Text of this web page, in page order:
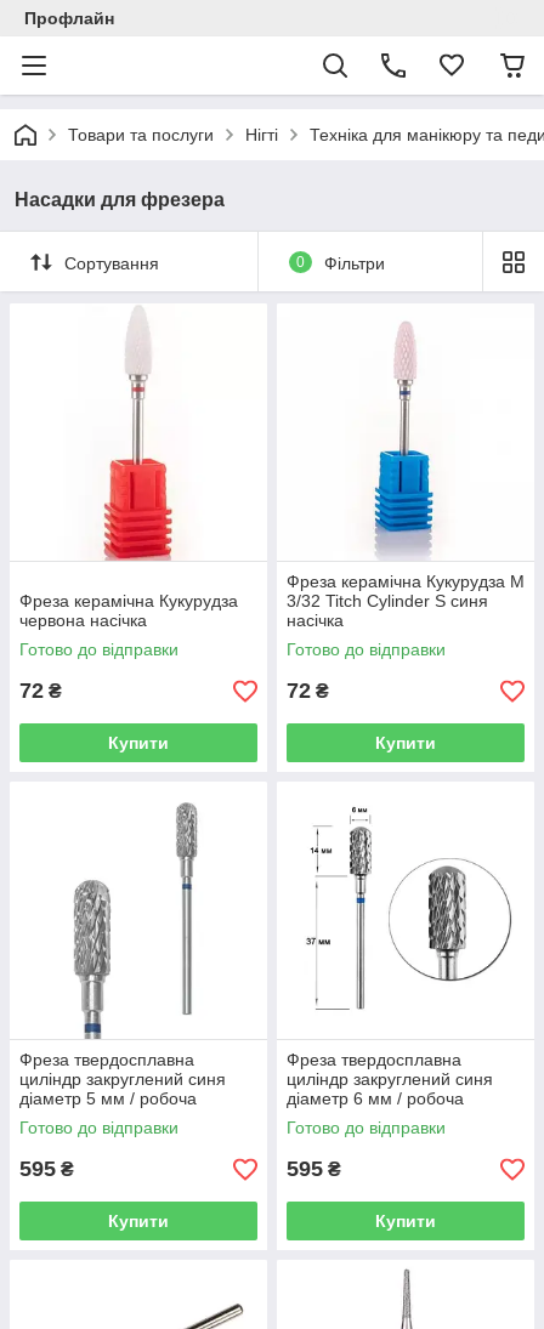
Профлайн
Товари та послуги Нігті Техніка для манікюру та
Насадки для фрезера
Сортування 0 Фільтри
Фреза керамічна Кукурудза
червона насічка
Готово до відправки
72 ₴
Купити
Фреза керамічна Кукурудза M
3/32 Titch Cylinder S синя
насічка
Готово до відправки
72 ₴
Купити
Фреза твердосплавна
циліндр закруглений синя
діаметр 5 мм / робоча
частина 13 мм Staleks
Готово до відправки
595 ₴
Купити
Фреза твердосплавна
циліндр закруглений синя
діаметр 6 мм / робоча
частина 14 мм Staleks
Готово до відправки
595 ₴
Купити